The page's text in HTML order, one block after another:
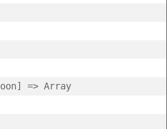
=> Array